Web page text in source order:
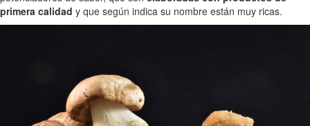
primera calidad y que según indica su nombre están muy ricas.